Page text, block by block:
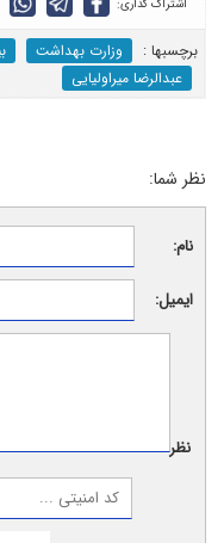
اشتراک گذاری:
برچسب‎ها : وزارت بهداشت
عبدالرضا میراولیایی
نظر شما:
نام:
ایمیل:
نظر: